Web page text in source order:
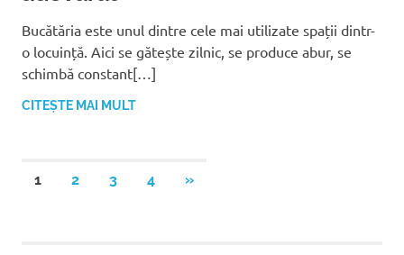
Bucătăria este unul dintre cele mai utilizate spații dintr-
o locuință. Aici se gătește zilnic, se produce abur, se
schimbă constant[…]
CITEȘTE MAI MULT
1 2 3 4
ARTICOLE
»